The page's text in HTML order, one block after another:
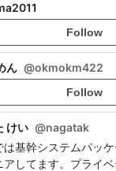
Follow
ん @okmokm422
Follow
けい @nagatak
は基幹システムパッ
アしてます。プライ